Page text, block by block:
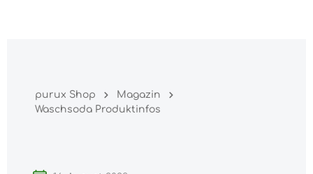
purux Shop
Magazin
Waschsoda Produktinfos